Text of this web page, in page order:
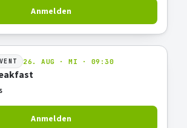
Anmelden
26. AUG · MI · 09:30
Anmelden